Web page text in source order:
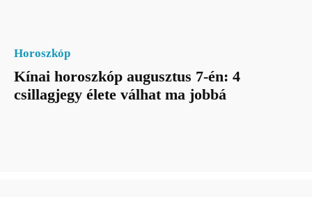
Horoszkóp
Kínai horoszkóp augusztus 7-én: 4
csillagjegy élete válhat ma jobbá